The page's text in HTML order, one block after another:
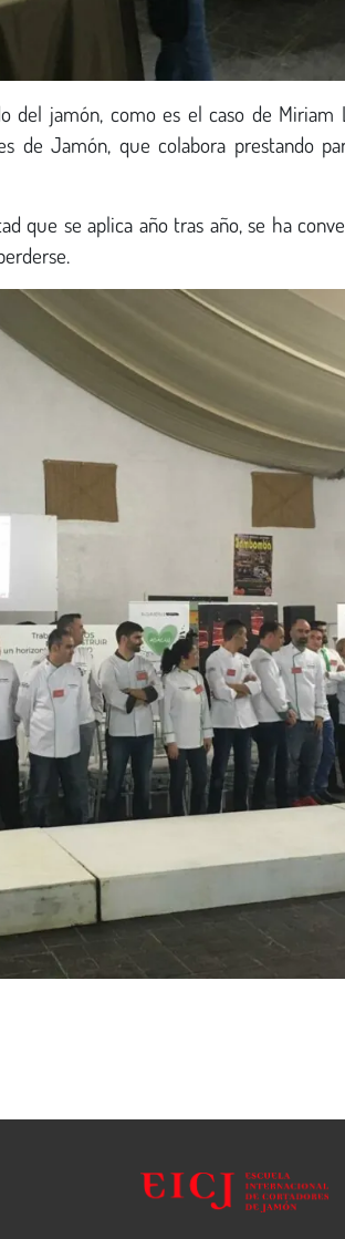
del jamón, como es el caso de Miriam
de Jamón, que colabora prestando
que se aplica año tras año, se ha